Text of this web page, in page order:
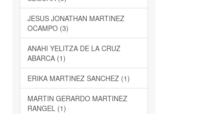
JESUS JONATHAN MARTINEZ
OCAMPO (3)
ANAHI YELITZA DE LA CRUZ
ABARCA (1)
ERIKA MARTINEZ SANCHEZ (1)
MARTIN GERARDO MARTINEZ
RANGEL (1)